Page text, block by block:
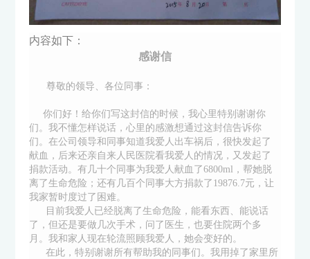
内容如下：
感谢信
尊敬的领导、各位同事：
你们好！给你们写这封信的时候，我心里特别谢谢你
们。我不懂怎样说话，心里的感激想通过这封信告诉你
们。在公司领导和同事知道我爱人出车祸后，很快发起了
献血，后来还亲自来人民医院看我爱人的情况，又发起了
捐款活动。有几十个同事为我爱人献血了6800ml，帮她脱
离了生命危险；还有几百个同事大方捐款了19876.7元，让
我家暂时度过了困难。
目前我爱人已经脱离了生命危险，能看东西、能说话
了，但还是要做几次手术，问了医生，也要住院两个多
月。我和家人现在轮流照顾我爱人，她会变好的。
在此，特别谢谢所有帮助我的同事们。我用掉了家里所